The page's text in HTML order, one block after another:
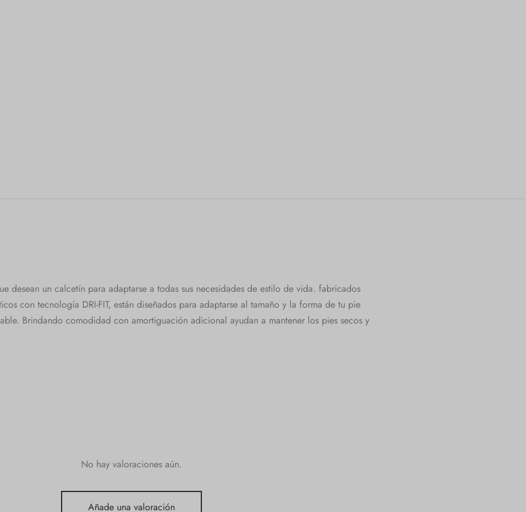
desean un calcetín para adaptarse a todas sus necesidades de estilo de vida. fabricados
con tecnología DRI-FIT, están diseñados para adaptarse al tamaño y la forma de tu pie
Brindando comodidad con amortiguación adicional ayudan a mantener los pies secos y
No hay valoraciones aún.
Añade una valoración